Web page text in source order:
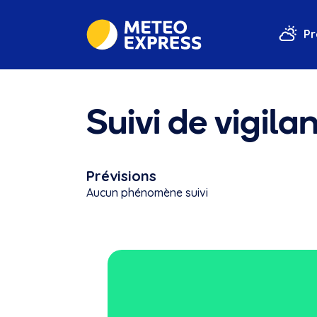
Suivi de
Prévisions
Aucun phénomène suivi